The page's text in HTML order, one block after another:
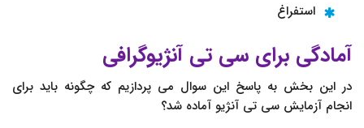
استفراغ
آمادگی برای سی تی آنژیوگرافی
در این بخش به پاسخ این سوال می پردازیم که چگونه باید برای
انجام آزمایش سی تی آنژیو آماده شد؟